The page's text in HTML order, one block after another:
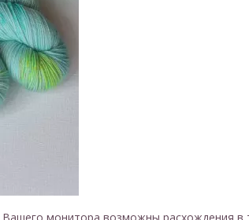
Новинка!